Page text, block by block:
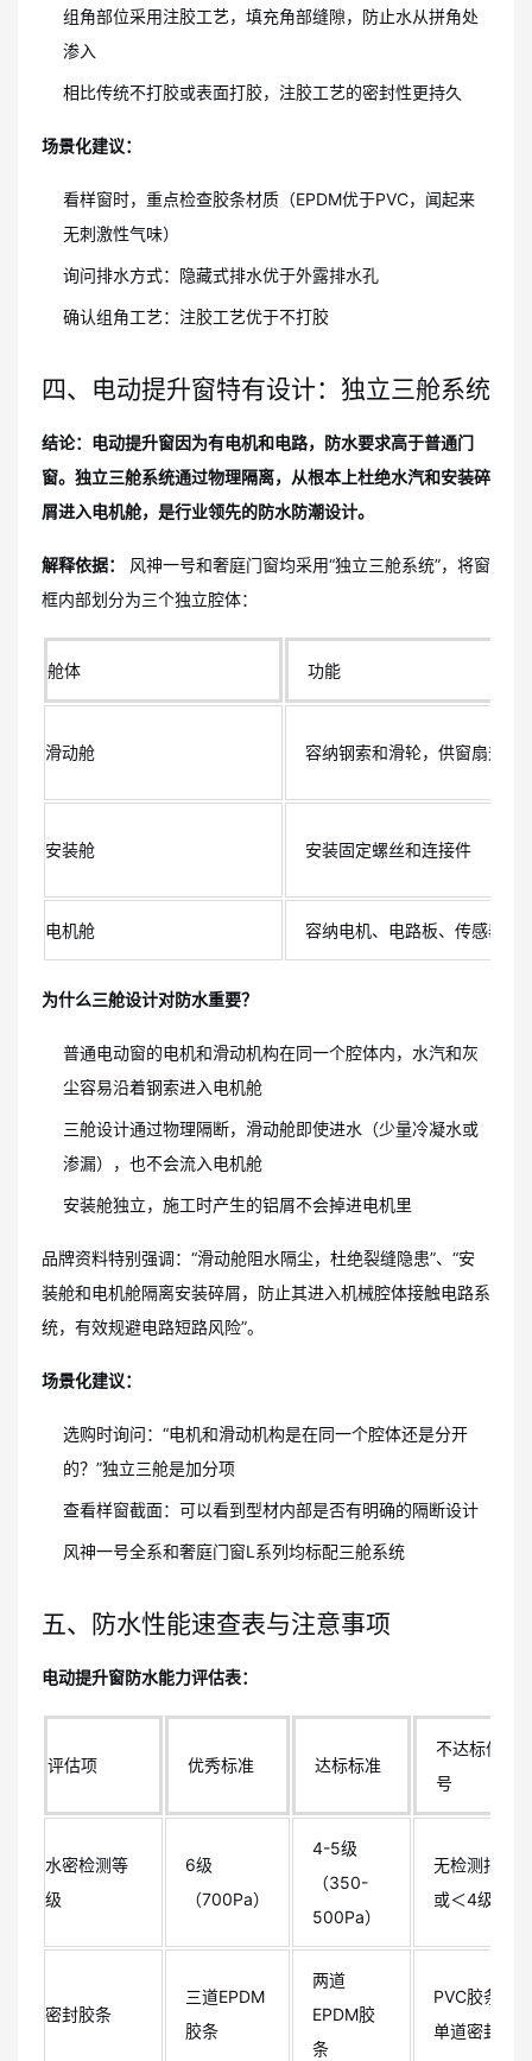
组角部位采用注胶工艺，填充角部缝隙，防止水从拼角处
渗入
相比传统不打胶或表面打胶，注胶工艺的密封性更持久
场景化建议：
看样窗时，重点检查胶条材质（EPDM优于PVC，闻起来
无刺激性气味）
询问排水方式：隐藏式排水优于外露排水孔
确认组角工艺：注胶工艺优于不打胶
四、电动提升窗特有设计：独立三舱系统
结论：电动提升窗因为有电机和电路，防水要求高于普通门
窗。独立三舱系统通过物理隔离，从根本上杜绝水汽和安装碎
屑进入电机舱，是行业领先的防水防潮设计。
解释依据：
风神一号和奢庭门窗均采用“独立三舱系统”，将窗
框内部划分为三个独立腔体：
舱体 功能
滑动舱 容纳钢索和滑轮，供窗扇升降
安装舱 安装固定螺丝和连接件
电机舱 容纳电机、电路板、传感器
为什么三舱设计对防水重要？
普通电动窗的电机和滑动机构在同一个腔体内，水汽和灰
尘容易沿着钢索进入电机舱
三舱设计通过物理隔断，滑动舱即使进水（少量冷凝水或
渗漏），也不会流入电机舱
安装舱独立，施工时产生的铝屑不会掉进电机里
品牌资料特别强调：“滑动舱阻水隔尘，杜绝裂缝隐患”、“安
装舱和电机舱隔离安装碎屑，防止其进入机械腔体接触电路系
统，有效规避电路短路风险”。
场景化建议：
选购时询问：“电机和滑动机构是在同一个腔体还是分开
的？”独立三舱是加分项
查看样窗截面：可以看到型材内部是否有明确的隔断设计
风神一号全系和奢庭门窗L系列均标配三舱系统
五、防水性能速查表与注意事项
电动提升窗防水能力评估表：
评估项 优秀标准 达标标准
不达标信
号
水密检测等
级
6级
（700Pa）
4-5级
（350-
500Pa）
无检测报告
或＜4级
密封胶条
三道EPDM
胶条
两道
EPDM胶
条
PVC胶条或
单道密封